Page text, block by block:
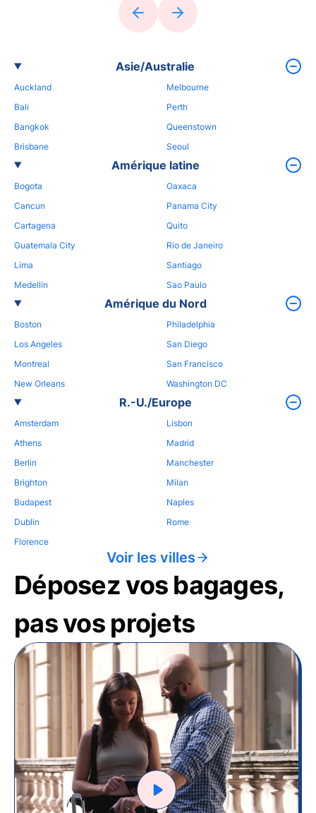
Asie/Australie
Auckland
Bali
Bangkok
Brisbane
Melbourne
Perth
Queenstown
Seoul
Amérique latine
Bogota
Cancun
Cartagena
Guatemala City
Lima
Medellin
Oaxaca
Panama City
Quito
Rio de Janeiro
Santiago
Sao Paulo
Amérique du Nord
Boston
Los Angeles
Montreal
New Orleans
Philadelphia
San Diego
San Francisco
Washington DC
R.-U./Europe
Amsterdam
Athens
Berlin
Brighton
Budapest
Dublin
Florence
Lisbon
Madrid
Manchester
Milan
Naples
Rome
Voir les villes
Déposez vos bagages,
pas vos projets